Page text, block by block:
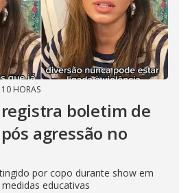
HORAS
boletim de
agressão no
por copo durante show em
educativas